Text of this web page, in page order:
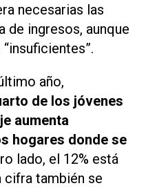
necesarias las
de ingresos, aunque
año,
de los jóvenes
aumenta
hogares donde se
lado, el 12% está
cifra también se